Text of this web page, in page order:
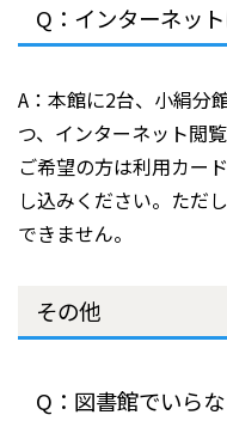
Q：インターネッ
A：本館に2台、小絹分
つ、インターネット閲
ご希望の方は利用カー
し込みください。ただ
できません。
その他
Q：図書館でいら